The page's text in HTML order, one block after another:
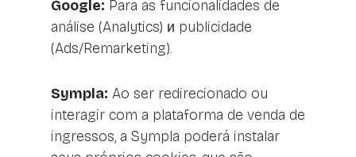
Google: Para as funcionalidades de
análise (Analytics) и publicidade
(Ads/Remarketing).
Sympla: Ao ser redirecionado ou
interagir com a plataforma de venda de
ingressos, a Sympla poderá instalar